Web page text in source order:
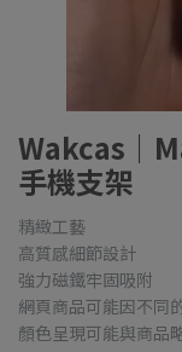
Wakcas｜
手機支架
精緻工藝
高質感細節設計
強力磁鐵牢固吸附
網頁商品可能因不同
顏色呈現可能與商品